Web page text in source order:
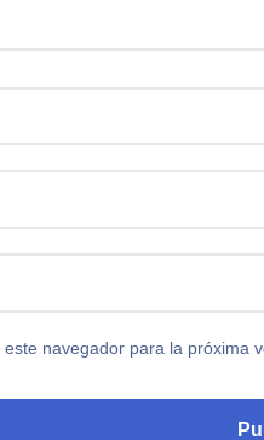
navegador para la próxima